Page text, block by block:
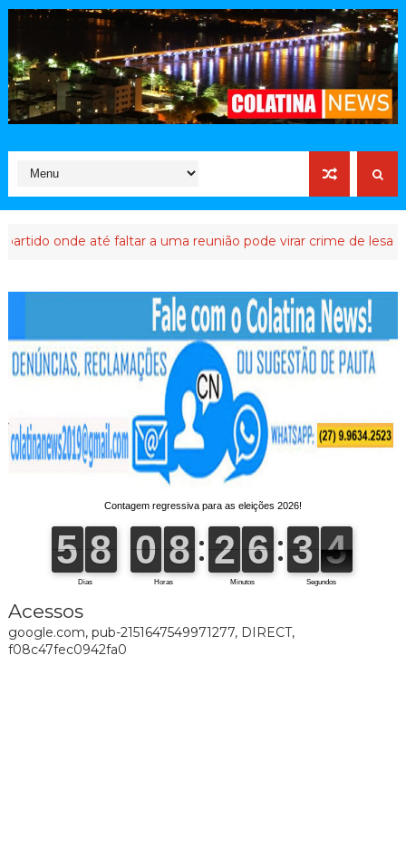
onde até faltar a uma reunião pode virar crime de lesa-Malta
Acessos
google.com, pub-2151647549971277, DIRECT,
f08c47fec0942fa0